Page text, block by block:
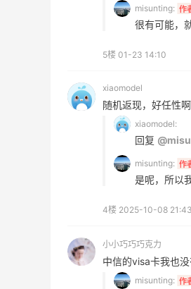
misunting: 作
很有可能，
5楼 01-23 14:10
xiaomodel
随机返现，好任性
xiaomodel:
回复
misunting: 作
是呢，所以
4楼 2025-10-08
小小巧巧巧克力
中信的visa卡我也
misunting: 作
ERGO Baby
Belly Bandit
4%返利
42人获得返利
TIMEBEAM
最高10%返利
282人获得返利
RFM Denim
6%返利
85人获得返利